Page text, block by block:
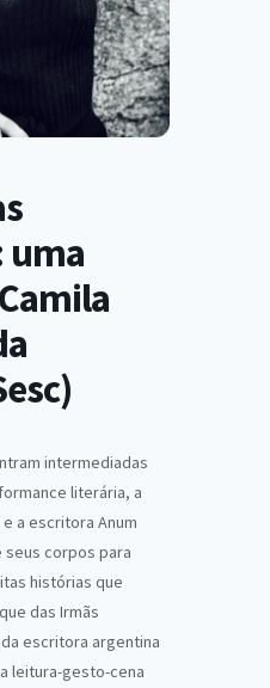
uma
intermediadas
literária, a
a escritora Anum
seus corpos para
histórias que
das Irmãs
escritora argentina
leitura-gesto-cena